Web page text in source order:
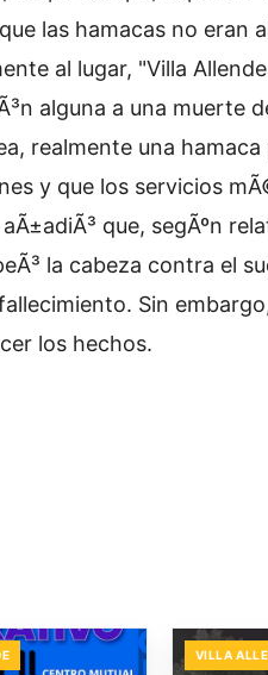
las hamacas no eran
al lugar, "Villa
alguna a una muerte
realmente una
y que los servicios
que, segÃºn
la cabeza contra el
Sin
los hechos.
VILLA